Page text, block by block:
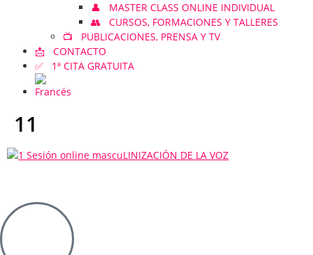
👤 MASTER CLASS ONLINE INDIVIDUAL
👥 CURSOS, FORMACIONES Y TALLERES
📺 PUBLICACIONES, PRENSA Y TV
📩 CONTACTO
✅ 1ª CITA GRATUITA
11